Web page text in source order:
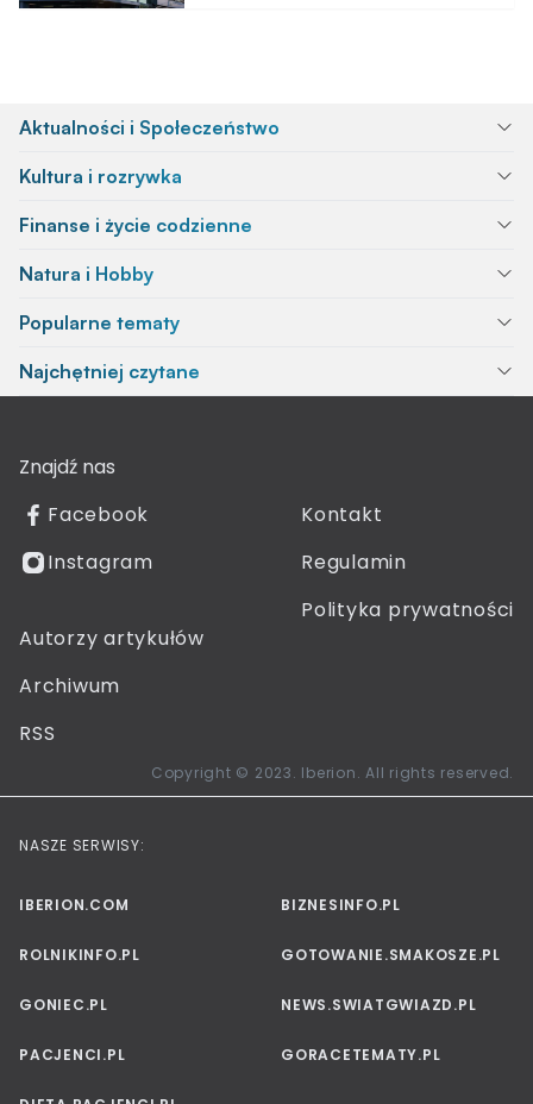
Aktualności i Społeczeństwo
Kultura i rozrywka
Finanse i życie codzienne
Natura i Hobby
Popularne tematy
Najchętniej czytane
Znajdź nas
Facebook
Instagram
Kontakt
Regulamin
Polityka prywatności
Autorzy artykułów
Archiwum
RSS
Copyright © 2023. Iberion. All rights reserved.
NASZE SERWISY:
IBERION.COM BIZNESINFO.PL
ROLNIKINFO.PL GOTOWANIE.SMAKOSZE.PL
GONIEC.PL NEWS.SWIATGWIAZD.PL
PACJENCI.PL GORACETEMATY.PL